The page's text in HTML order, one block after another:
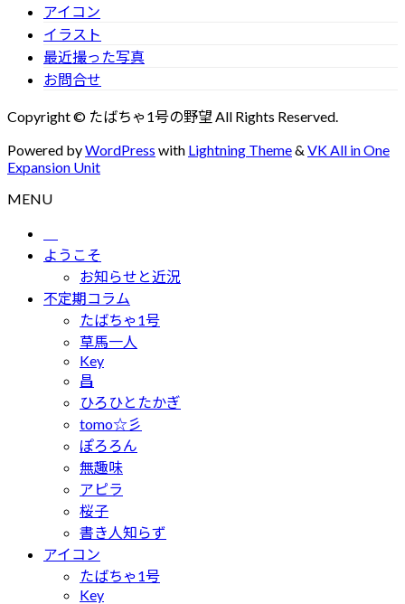
アイコン
イラスト
最近撮った写真
お問合せ
Copyright © たばちゃ1号の野望 All Rights Reserved.
Powered byWordPress with Lightning Theme& VK All in One
Expansion Unit
MENU
ようこそ
お知らせと近況
不定期コラム
たばちゃ1号
草馬一人
Key
昌
ひろひとたかぎ
tomo☆彡
ぽろろん
無趣味
アピラ
桜子
書き人知らず
アイコン
たばちゃ1号
Key